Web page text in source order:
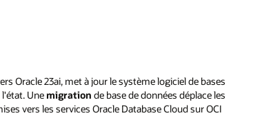
Oracle 23ai, met à jour le système logiciel de bases
Une migration de base de données déplace les
vers les services Oracle Database Cloud sur OCI